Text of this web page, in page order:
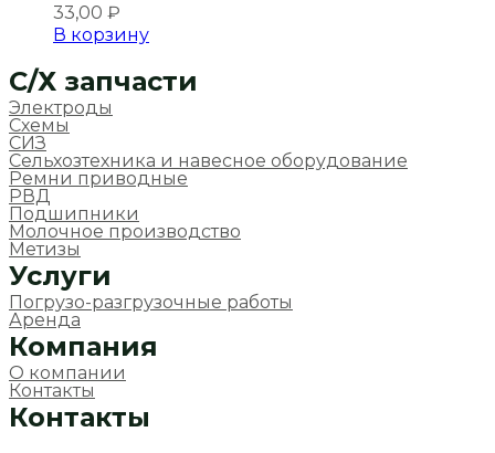
33,00 ₽
В корзину
C/Х запчасти
Электроды
Схемы
СИЗ
Сельхозтехника и навесное оборудование
Ремни приводные
РВД
Подшипники
Молочное производство
Метизы
Услуги
Погрузо-разгрузочные работы
Аренда
Компания
О компании
Контакты
Контакты